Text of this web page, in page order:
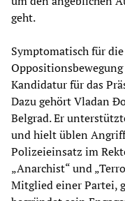
geht.
Symptomatisch für
Kandidatur für das
Dazu gehört Vladan
Belgrad. Er
und hielt üblen
Polizeieinsatz im
„Anarchist“ und
Mitglied einer Partei,